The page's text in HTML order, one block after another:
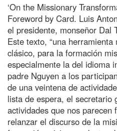
‘On the Missionary
Foreword by Card. Luis
el presidente, monseñor Dal
Este texto, “una
clásico, para la formación
especialmente la del idioma
padre Nguyen a los
de una veintena de
lista de espera, el secretario
actividades que nos parecen
relanzar el discurso de la